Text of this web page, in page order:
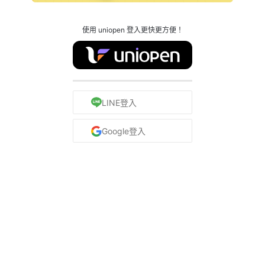
使用 uniopen 登入更快更方便！
LINE登入
Google登入